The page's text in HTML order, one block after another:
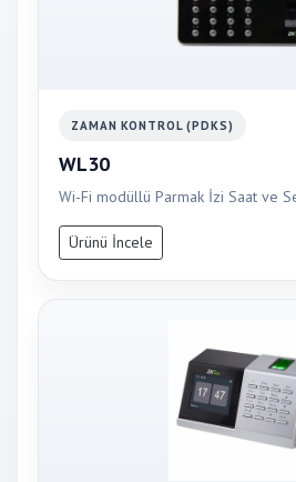
ZAMAN KONTROL (PDKS)
WL30
Wi-Fi modüllü Parmak İzi Saat ve
Ürünü İncele